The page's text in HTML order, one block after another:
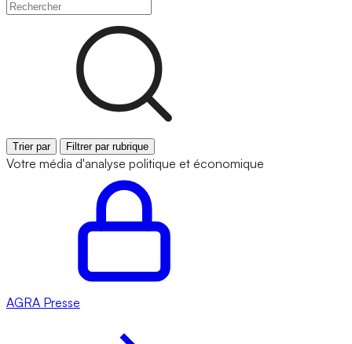
Trier par Filtrer par rubrique
Votre média d'analyse politique et économique
AGRA Presse